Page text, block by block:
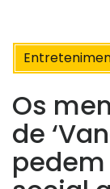
Os
de